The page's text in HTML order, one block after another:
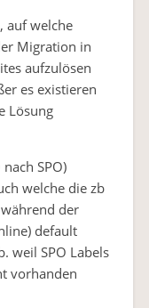
auf welche
Migration in
aufzulösen
es existieren
Lösung
SPO)
welche die zb
der
default
weil SPO Labels
vorhanden